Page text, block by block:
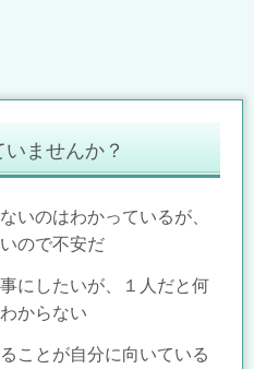
ませんか？
いのはわかっているが、
ので不安だ
にしたいが、１人だと何
からない
ことが自分に向いている